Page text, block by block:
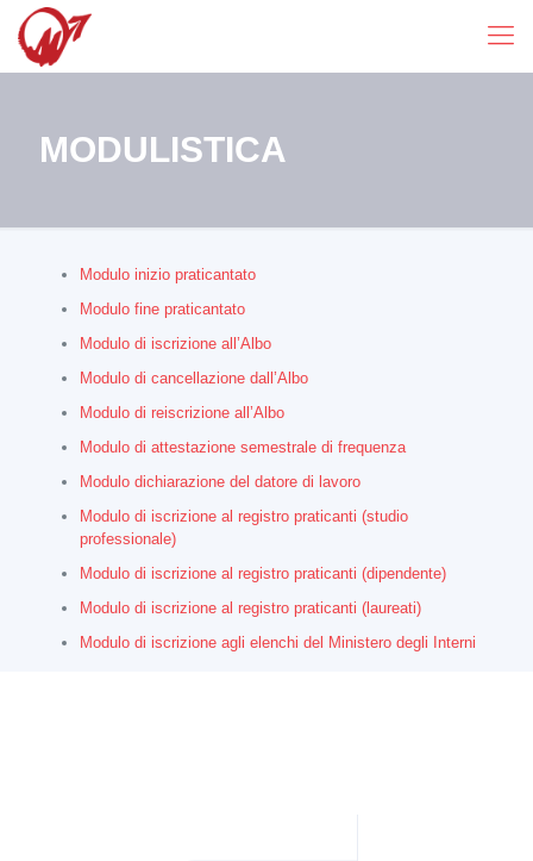
MODULISTICA
Modulo inizio praticantato
Modulo fine praticantato
Modulo di iscrizione all’Albo
Modulo di cancellazione dall’Albo
Modulo di reiscrizione all’Albo
Modulo di attestazione semestrale di frequenza
Modulo dichiarazione del datore di lavoro
Modulo di iscrizione al registro praticanti (studio
professionale)
Modulo di iscrizione al registro praticanti (dipendente)
Modulo di iscrizione al registro praticanti (laureati)
Modulo di iscrizione agli elenchi del Ministero degli Interni